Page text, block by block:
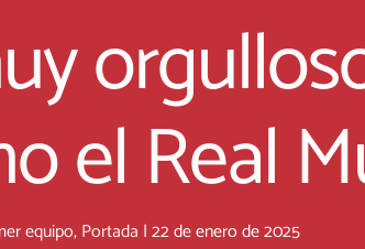
el Real
equipo,Portada |22 de enero de 2025